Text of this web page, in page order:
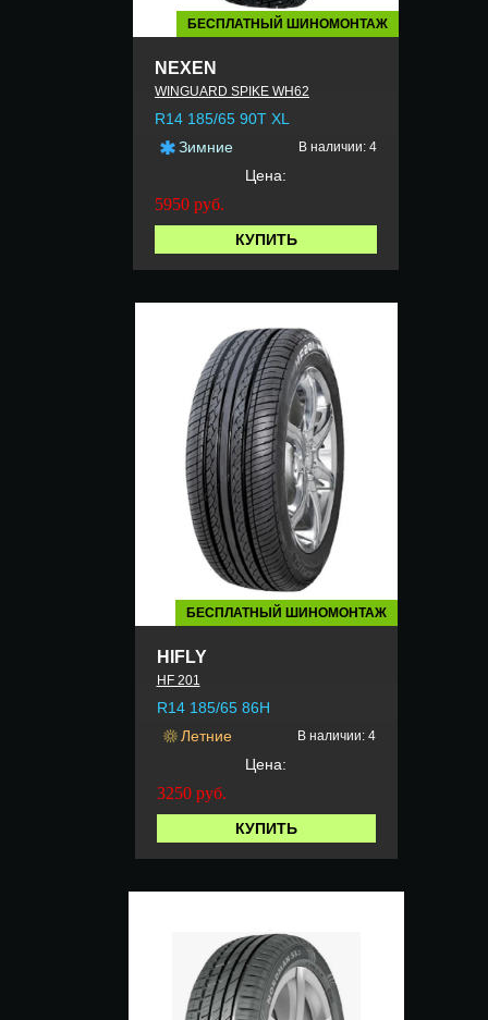
БЕСПЛАТНЫЙ ШИНОМОНТАЖ
NEXEN
WINGUARD SPIKE WH62
R14 185/65 90T XL
Зимние
В наличии: 4
Цена:
5950 руб.
КУПИТЬ
БЕСПЛАТНЫЙ ШИНОМОНТАЖ
HIFLY
HF 201
R14 185/65 86H
Летние
В наличии: 4
Цена:
3250 руб.
КУПИТЬ